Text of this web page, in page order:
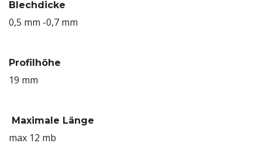
Blechdicke
0,5 mm -0,7 mm
Profilhöhe
19 mm
Maximale Länge
max 12 mb